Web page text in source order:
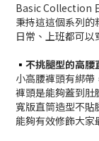
Basic Collection
秉持這這個系列的
日常、上班都可以
▪️ 不挑腿型的高腰
小高腰褲頭有綁帶
褲頭是能夠蓋到肚
寬版直筒造型不貼
能夠有效修飾大家